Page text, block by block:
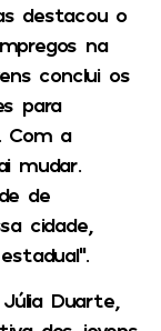
destacou o
na
conclui os
para
Com a
mudar.
de
cidade,
Duarte,